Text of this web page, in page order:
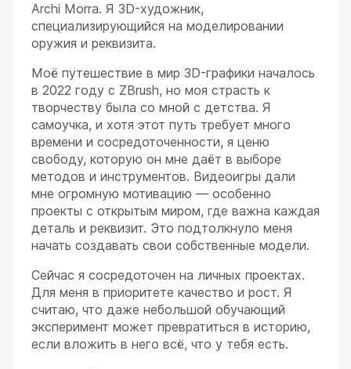
Archi Morra. Я 3D-художник,
специализирующийся на моделировании
оружия и реквизита.
Моё путешествие в мир 3D-графики началось
в 2022 году с ZBrush, но моя страсть к
творчеству была со мной с детства. Я
самоучка, и хотя этот путь требует много
времени и сосредоточенности, я ценю
свободу, которую он мне даёт в выборе
методов и инструментов. Видеоигры дали
мне огромную мотивацию — особенно
проекты с открытым миром, где важна каждая
деталь и реквизит. Это подтолкнуло меня
начать создавать свои собственные модели.
Сейчас я сосредоточен на личных проектах.
Для меня в приоритете качество и рост. Я
считаю, что даже небольшой обучающий
эксперимент может превратиться в историю,
если вложить в него всё, что у тебя есть.